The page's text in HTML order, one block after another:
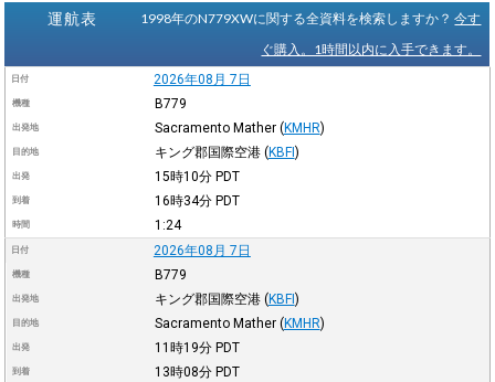
運航表 1998年のN779XWに関する全資料を検索しますか？今す
ぐ購入。1時間以内に入手できます。
日付 2026年08月 7日
機種 B779
出発地 Sacramento Mather (KMHR)
目的地 キング郡国際空港 (KBFI)
出発 15時10分 PDT
到着 16時34分 PDT
時間 1:24
日付 2026年08月 7日
機種 B779
出発地 キング郡国際空港 (KBFI)
目的地 Sacramento Mather (KMHR)
出発 11時19分 PDT
到着 13時08分 PDT